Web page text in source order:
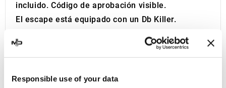
Responsible use of your data
incluido. Código de aprobación visible.
El escape está equipado con un Db Killer.
destacó en el mundo de la competición, logrando
1999, la empresa amplió sus instalaciones para